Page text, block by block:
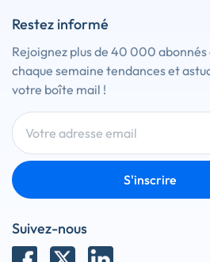
Restez informé
Rejoignez plus de 40 000
chaque semaine tendances et
votre boîte mail !
S'inscrire
Suivez-nous